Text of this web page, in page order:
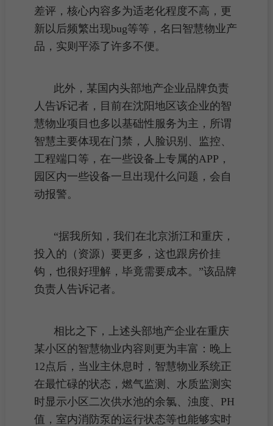
差评，核心内容多为适老化程度不高，更
新以后频繁出现bug等等，名曰智慧物业产
品，实则平添了许多不便。
此外，某国内头部地产企业品牌负责
人告诉记者，目前在沈阳地区该企业的智
慧物业项目也多以基础性服务为主，所谓
智慧主要体现在门禁，人脸识别、监控、
工程端口等，在一些设备上专属的APP，
园区内一些设备一旦出现什么问题，会自
动报警。
“据我所知，我们在北京浙江和重庆，
投入的（资源）要更多，这也跟 房价挂
钩 ，也很好理解，毕竟需要成本。”该品牌
负责人告诉记者。
相比之下，上述头部地产企业在重庆
某小区 的智慧物业内容则更为丰富：晚上
12点后，当业主休息时，智慧物业系统正
在最忙碌的状态，燃气监测、水质监测实
时显示小区二次供水池的余氯、浊度、PH
值，室内消防泵的运行状态等也能够实时